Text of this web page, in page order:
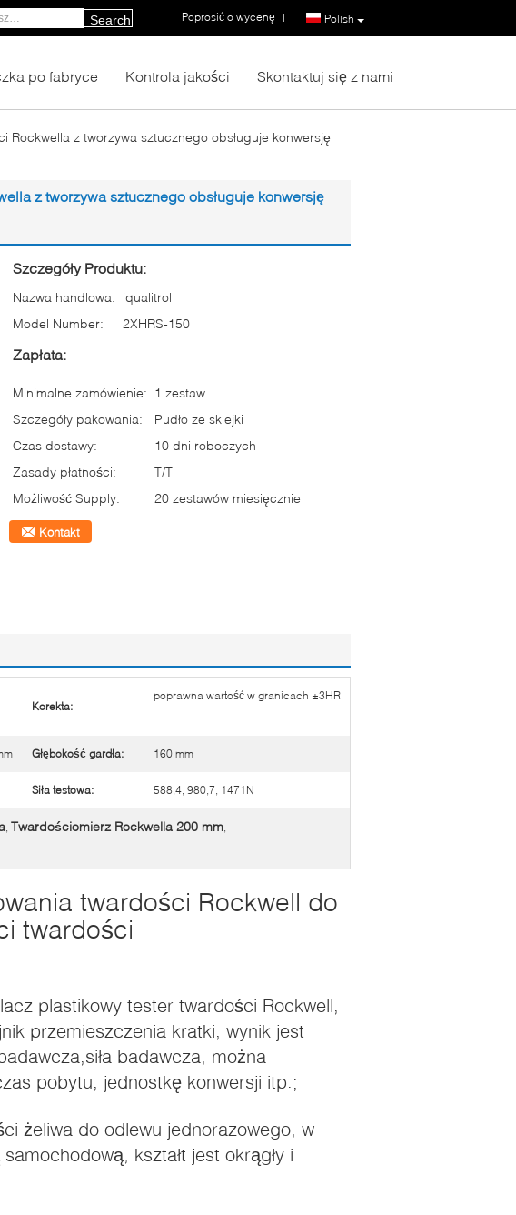
Polish
Poprosić o wycenę |
Search
po fabryce Kontrola jakości Skontaktuj się z nami
Rockwella z tworzywa sztucznego obsługuje konwersję
z tworzywa sztucznego obsługuje konwersję
Szczegóły Produktu:
Nazwa handlowa: iqualitrol
Model Number:
2XHRS-150
Zapłata:
Minimalne zamówienie: 1 zestaw
Szczegóły pakowania:
Pudło ze sklejki
Czas dostawy:
10 dni roboczych
Zasady płatności:
T/T
Możliwość Supply:
20 zestawów miesięcznie
Kontakt
Korekta:
poprawna wartość w granicach ±3HR
Głębokość gardła: 160 mm
Siła testowa: 588,4, 980,7, 1471N
, Twardościomierz Rockwella 200 mm,
twardości Rockwell do
twardości
plastikowy tester twardości Rockwell,
przemieszczenia kratki, wynik jest
badawcza, można
pobytu, jednostkę konwersji itp.;
żeliwa do odlewu jednorazowego, w
kształt jest okrągły i